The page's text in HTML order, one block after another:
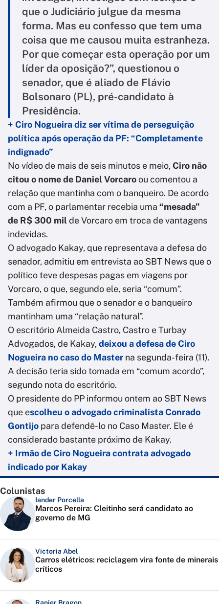
que o Judiciário julgue da mesma
forma. Mas eu confesso que tem uma
coisa que me causou muita estranheza.
Por que começar esta operação por um
líder da oposição?”, questionou o
senador, que é aliado de Flávio
Bolsonaro (PL), pré-candidato à
Presidência.
+ Ciro Nogueira diz ser vítima de perseguição
política após operação da PF: “Completamente
indignado”
No vídeo de mais de seis minutos e meio, Ciro não
citou o nome de Daniel Vorcaroou comentou a
relação que mantinha com o banqueiro. De acordo
com a PF, o parlamentar recebia uma “mesada”
de R$ 300 milde Vorcaro em troca de vantagens
indevidas.
O advogado Kakay, que representava a defesa do
senador, admitiu em entrevista ao SBT News que o
político teve despesas pagas em viagens por
Vorcaro, o que, segundo ele, seria “comum”.
Também afirmou que o senador e o banqueiro
mantinham uma “relação natural”.
O escritório Almeida Castro, Castro e Turbay
Advogados, de Kakay, deixou a defesa de Ciro
Nogueira no caso do Master na segunda-feira (11).
A decisão teria sido tomada em “comum acordo”,
segundo nota do escritório.
O presidente do PP informou ontem ao SBT News
que escolheu o advogado criminalista Conrado
Gontijo para defendê-lo no Caso Master. Ele é
considerado bastante próximo de Kakay.
+ Irmão de Ciro Nogueira contrata advogado
indicado por Kakay
Colunistas
Iander Porcella
Marcos Pereira: Cleitinho será candidato ao
governo de MG
Victoria Abel
Carros elétricos: reciclagem vira fonte de minerais
críticos